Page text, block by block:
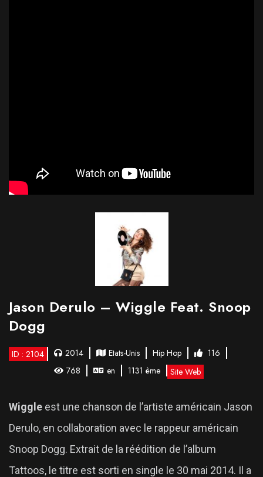
Jason Derulo – Wiggle Feat. Snoop
Dogg
ID : 2104 2014 Etats-Unis Hip Hop
116
768
en 1131 ème Site Web
Wiggle est une chanson de l’artiste américain Jason
Derulo, en collaboration avec le rappeur américain
Snoop Dogg. Extrait de la réédition de l’album
Tattoos, le titre est sorti en single le 30 mai 2014. Il a